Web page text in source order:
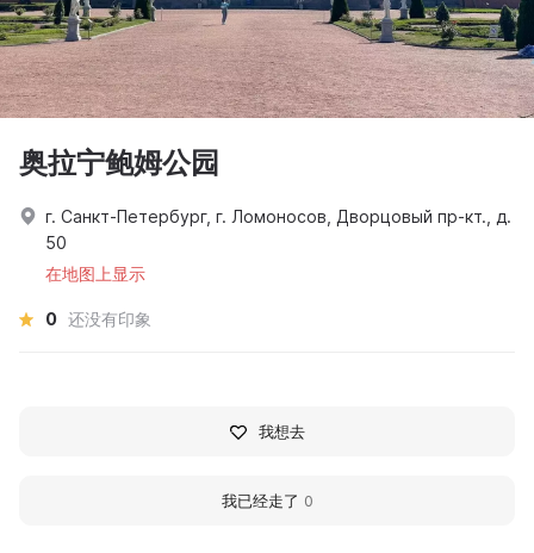
奥拉宁鲍姆公园
г. Санкт-Петербург, г. Ломоносов, Дворцовый пр-кт., д.
50
在地图上显示
0 还没有印象
我想去
我已经走了 0